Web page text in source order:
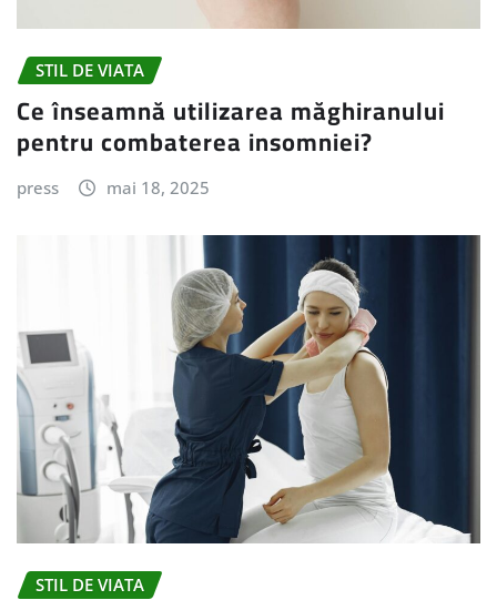
STIL DE VIATA
Ce înseamnă utilizarea măghiranului
pentru combaterea insomniei?
press mai 18, 2025
STIL DE VIATA